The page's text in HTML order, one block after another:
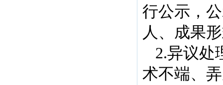
行公示，
人、成果
2.异议处
术不端、